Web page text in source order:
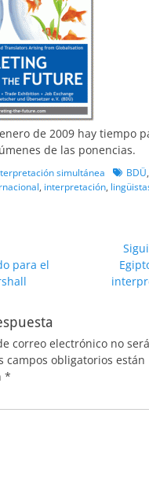
de 2009 hay tiempo
de las ponencias.
simultánea BDÜ,
, interpretación,
para el
correo electrónico no será
campos obligatorios están
*